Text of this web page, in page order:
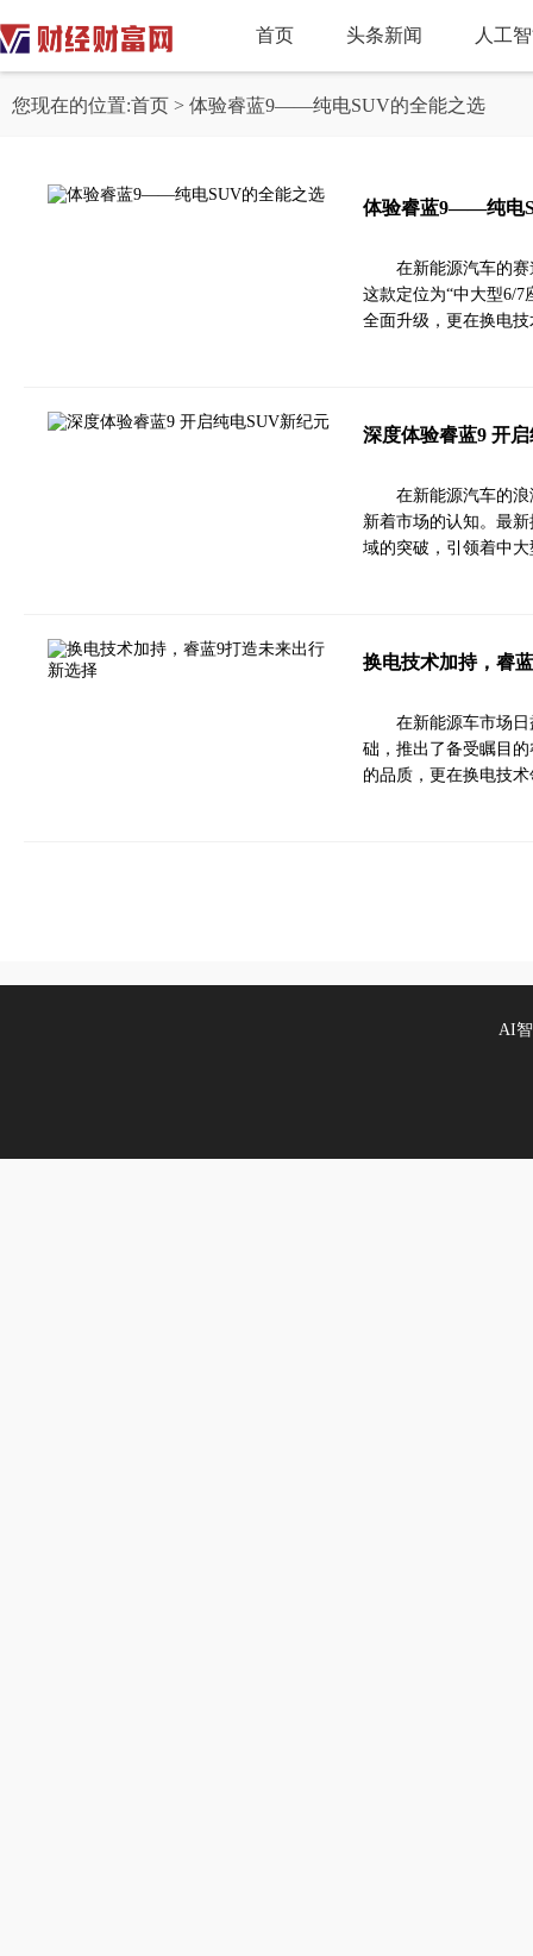
首页 头条新闻 人工
您现在的位置:首页 > 体验睿蓝9——纯电SUV的全能之选
体验睿蓝9——纯电
在新能源汽车的
这款定位为“中大型6/7
全面升级，更在换电
深度体验睿蓝9 开
在新能源汽车的
新着市场的认知。最
域的突破，引领着中
换电技术加持，睿
在新能源车市场
础，推出了备受瞩目
的品质，更在换电技
AI